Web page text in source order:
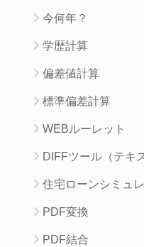
今何年？
学歴計算
偏差値計算
標準偏差計算
WEBルーレット
DIFFツール（テキ
住宅ローンシミュ
PDF変換
PDF結合